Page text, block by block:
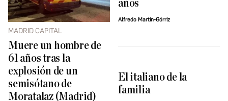
MADRID CAPITAL
Muere un hombre de
61 años tras la
explosión de un
semisótano de
Moratalaz (Madrid)
años
Alfredo Martín-Górriz
El italiano de la
familia